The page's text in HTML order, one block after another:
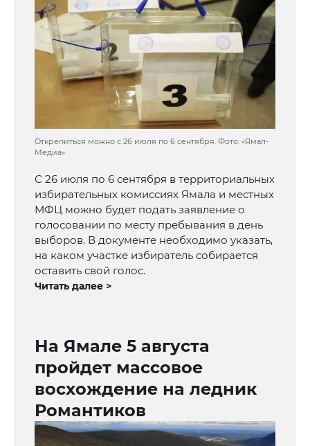
Открепиться можно с 26 июля по 6 сентября. Фото: «Ямал-
Медиа»
С 26 июля по 6 сентября в территориальных
избирательных комиссиях Ямала и местных
МФЦ можно будет подать заявление о
голосовании по месту пребывания в день
выборов. В документе необходимо указать,
на каком участке избиратель собирается
оставить свой голос.
Читать далее >
На Ямале 5 августа
пройдет массовое
восхождение на ледник
Романтиков